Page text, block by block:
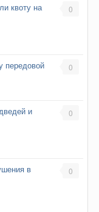
0
квоту на
0
передовой
0
и
0
в